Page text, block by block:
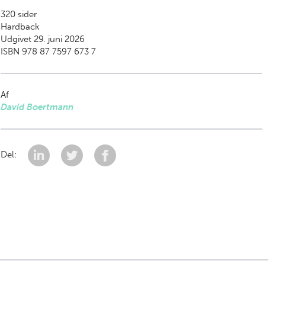
320sider
Hardback
Udgivet 29. juni 2026
ISBN 978 87 7597 673 7
Af
David Boertmann
Del: